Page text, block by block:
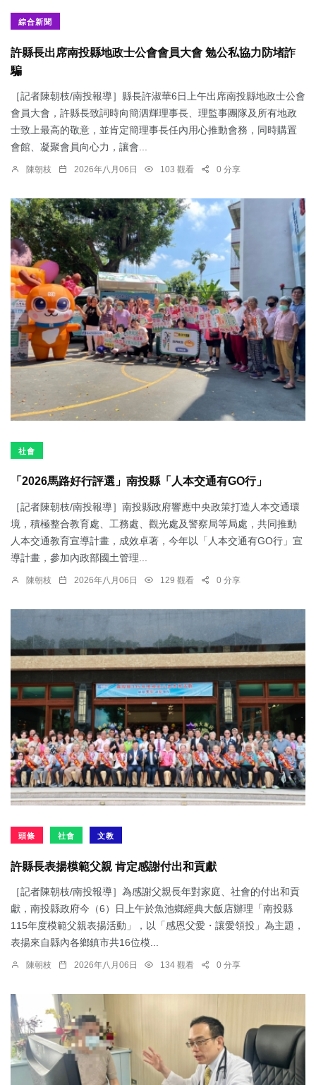
綜合新聞
許縣長出席南投縣地政士公會會員大會 勉公私協力防堵詐
騙
［記者陳朝枝/南投報導］縣長許淑華6日上午出席南投縣地政士公會
會員大會，許縣長致詞時向簡泗輝理事長、理監事團隊及所有地政
士致上最高的敬意，並肯定簡理事長任內用心推動會務，同時購置
會館、凝聚會員向心力，讓會...
陳朝枝 2026年八月06日 103 觀看 0 分享
社會
「2026馬路好行評選」南投縣「人本交通有GO行」
［記者陳朝枝/南投報導］南投縣政府響應中央政策打造人本交通環
境，積極整合教育處、工務處、觀光處及警察局等局處，共同推動
人本交通教育宣導計畫，成效卓著，今年以「人本交通有GO行」宣
導計畫，參加內政部國土管理...
陳朝枝 2026年八月06日 129 觀看 0 分享
頭條 社會 文教
許縣長表揚模範父親 肯定感謝付出和貢獻
［記者陳朝枝/南投報導］為感謝父親長年對家庭、社會的付出和貢
獻，南投縣政府今（6）日上午於魚池鄉經典大飯店辦理「南投縣
115年度模範父親表揚活動」，以「感恩父愛・讓愛領投」為主題，
表揚來自縣內各鄉鎮市共16位模...
陳朝枝 2026年八月06日 134 觀看 0 分享